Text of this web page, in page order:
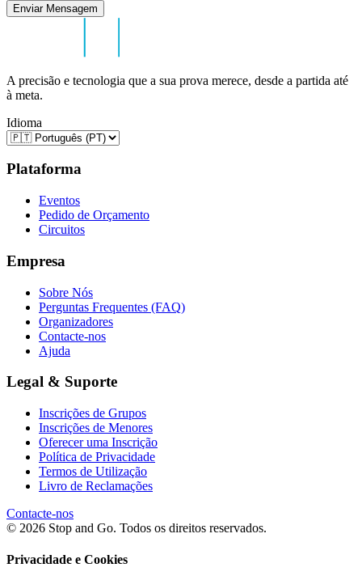
Enviar Mensagem
A precisão e tecnologia que a sua prova merece, desde a partida até
à meta.
Idioma
Plataforma
Eventos
Pedido de Orçamento
Circuitos
Empresa
Sobre Nós
Perguntas Frequentes (FAQ)
Organizadores
Contacte-nos
Ajuda
Legal & Suporte
Inscrições de Grupos
Inscrições de Menores
Oferecer uma Inscrição
Política de Privacidade
Termos de Utilização
Livro de Reclamações
Contacte-nos
© 2026 Stop and Go. Todos os direitos reservados.
Privacidade e Cookies